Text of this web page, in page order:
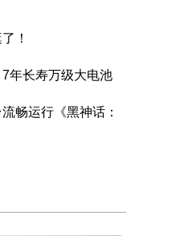
！
年长寿万级大电池
畅运行《黑神话：